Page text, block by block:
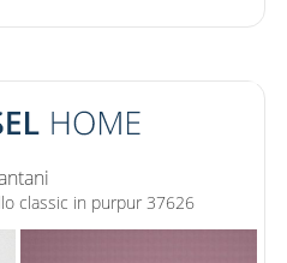
classic in purpur 37626